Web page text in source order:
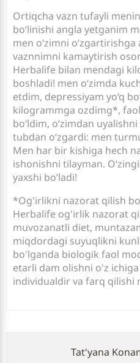
Ortiqcha vazn tufayli
bo‘linishi angla yetganim
men o‘zimni
vaznnimni kamaytirish
Herbalife bilan mendagi
boshladi! men o‘zimda
etdim, depressiyam yo‘q
kilogrammga ozdimg*,
bo‘ldim, o‘zimdan
tubdan o‘zgardi: men
Men har bir kishiga hech
ishonishni tilayman.
yaxshi bo‘ladi!
*Og'irlikni nazorat qilish
Herbalife og'irlik nazorat
muvozanatli diet,
miqdordagi suyuqlikni
bo'lganda biologik faol
etarli dam olishni o'z
individualdir va farq qilishi
Tat'yana